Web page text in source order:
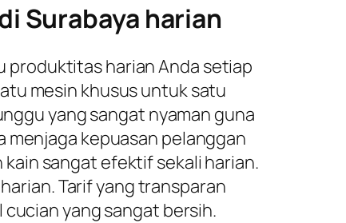
Surabaya harian
produktitas harian Anda setiap
mesin khusus untuk satu
yang sangat nyaman guna
kepuasan pelanggan
sangat efektif sekali harian.
Tarif yang transparan
yang sangat bersih.